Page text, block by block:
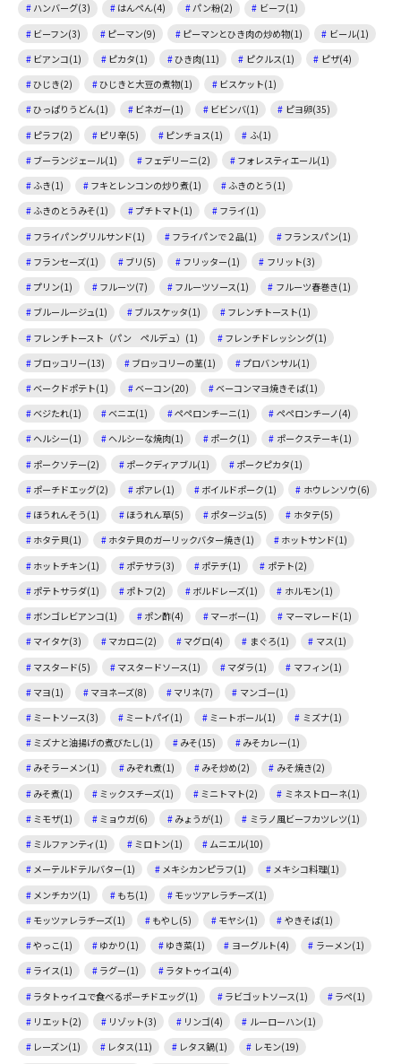
ハンバーグ(3)
はんぺん(4) パン粉(2)
ビーフ(1)
ビーフン(3)
ピーマン(9) ピーマンとひき肉の炒め物(1)
ビール(1)
ビアンコ(1)
ピカタ(1) ひき肉(11) ピクルス(1)
ピザ(4)
ひじき(2)
ひじきと大豆の煮物(1)
ビスケット(1)
ひっぱりうどん(1)
ビネガー(1) ビビンバ(1)
ピヨ卵(35)
ピラフ(2)
ピリ辛(5) ピンチョス(1)
ふ(1)
ブーランジェール(1)
フェデリーニ(2)
フォレスティエール(1)
ふき(1)
フキとレンコンの炒り煮(1)
ふきのとう(1)
ふきのとうみそ(1)
プチトマト(1)
フライ(1)
フライパングリルサンド(1)
フライパンで２品(1)
フランスパン(1)
フランセーズ(1)
ブリ(5) フリッター(1)
フリット(3)
プリン(1)
フルーツ(7) フルーツソース(1)
フルーツ春巻き(1)
ブルールージュ(1)
ブルスケッタ(1)
フレンチトースト(1)
フレンチトースト（パン ペルデュ）(1)
フレンチドレッシング(1)
ブロッコリー(13)
ブロッコリーの茎(1)
プロバンサル(1)
ベークドポテト(1)
ベーコン(20)
ベーコンマヨ焼きそば(1)
ベジたれ(1)
ベニエ(1) ペペロンチーニ(1)
ペペロンチーノ(4)
ヘルシー(1)
ヘルシーな焼肉(1) ポーク(1)
ポークステーキ(1)
ポークソテー(2)
ポークディアブル(1)
ポークピカタ(1)
ポーチドエッグ(2)
ポアレ(1) ボイルドポーク(1)
ホウレンソウ(6)
ほうれんそう(1)
ほうれん草(5) ポタージュ(5)
ホタテ(5)
ホタテ貝(1)
ホタテ貝のガーリックバター焼き(1)
ホットサンド(1)
ホットチキン(1)
ポテサラ(3) ポテチ(1)
ポテト(2)
ポテトサラダ(1)
ポトフ(2) ボルドレーズ(1)
ホルモン(1)
ボンゴレビアンコ(1)
ポン酢(4) マーボー(1)
マーマレード(1)
マイタケ(3)
マカロニ(2) マグロ(4) まぐろ(1)
マス(1)
マスタード(5)
マスタードソース(1) マダラ(1)
マフィン(1)
マヨ(1)
マヨネーズ(8) マリネ(7)
マンゴー(1)
ミートソース(3)
ミートパイ(1) ミートボール(1)
ミズナ(1)
ミズナと油揚げの煮びたし(1)
みそ(15)
みそカレー(1)
みそラーメン(1)
みぞれ煮(1) みそ炒め(2)
みそ焼き(2)
みそ煮(1)
ミックスチーズ(1) ミニトマト(2)
ミネストローネ(1)
ミモザ(1)
ミョウガ(6) みょうが(1)
ミラノ風ビーフカツレツ(1)
ミルファンティ(1)
ミロトン(1)
ムニエル(10)
メーテルドテルバター(1)
メキシカンピラフ(1)
メキシコ料理(1)
メンチカツ(1)
もち(1)
モッツアレラチーズ(1)
モッツァレラチーズ(1)
もやし(5) モヤシ(1)
やきそば(1)
やっこ(1)
ゆかり(1) ゆき菜(1) ヨーグルト(4)
ラーメン(1)
ライス(1)
ラグー(1)
ラタトゥイユ(4)
ラタトゥイユで食べるポーチドエッグ(1)
ラビゴットソース(1)
ラペ(1)
リエット(2)
リゾット(3) リンゴ(4)
ルーローハン(1)
レーズン(1)
レタス(11) レタス鍋(1)
レモン(19)